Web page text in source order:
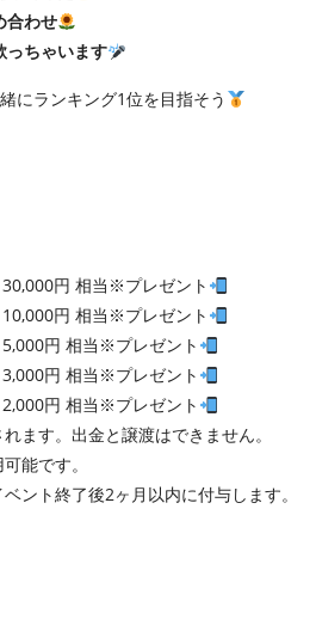
合わせ
っちゃいます
にランキング1位を目指そう
円 相当※プレゼント
円 相当※プレゼント
円 相当※プレゼント
円 相当※プレゼント
円 相当※プレゼント
ます。出金と譲渡はできません。
能です。
ント終了後2ヶ月以内に付与します。